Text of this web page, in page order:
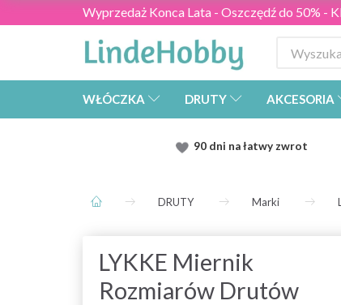
Wyprzedaż Konca Lata - Oszczędź do 50% -
WŁÓCZKA DRUTY AKCESORIA
90 dni na łatwy zwrot
DRUTY Marki
LYKKE Miernik
Rozmiarów Drutów